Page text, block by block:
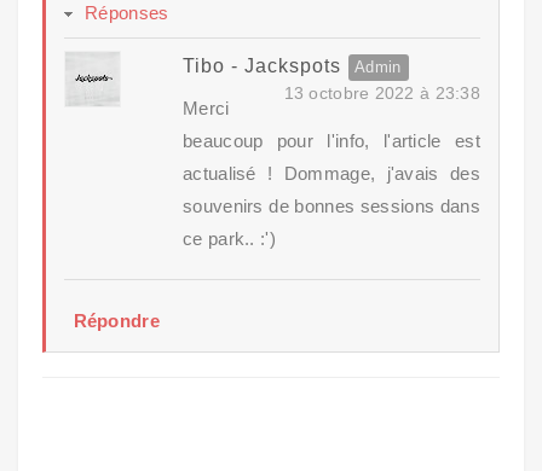
Réponses
Tibo - Jackspots
13 octobre 2022 à 23:38
Merci
beaucoup pour l'info, l'article est
actualisé ! Dommage, j'avais des
souvenirs de bonnes sessions dans
ce park.. :')
Répondre